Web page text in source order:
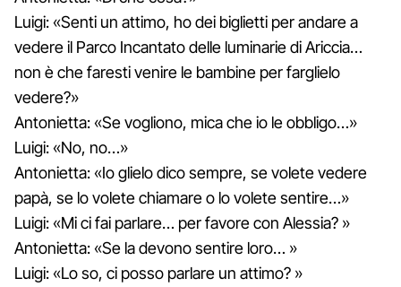
Luigi: «Senti un attimo, ho dei biglietti per andare a
vedere il Parco Incantato delle luminarie di Ariccia…
non è che faresti venire le bambine per farglielo
vedere?»
Antonietta: «Se vogliono, mica che io le obbligo…»
Luigi: «No, no…»
Antonietta: «Io glielo dico sempre, se volete vedere
papà, se lo volete chiamare o lo volete sentire…»
Luigi: «Mi ci fai parlare… per favore con Alessia? »
Antonietta: «Se la devono sentire loro… »
Luigi: «Lo so, ci posso parlare un attimo? »